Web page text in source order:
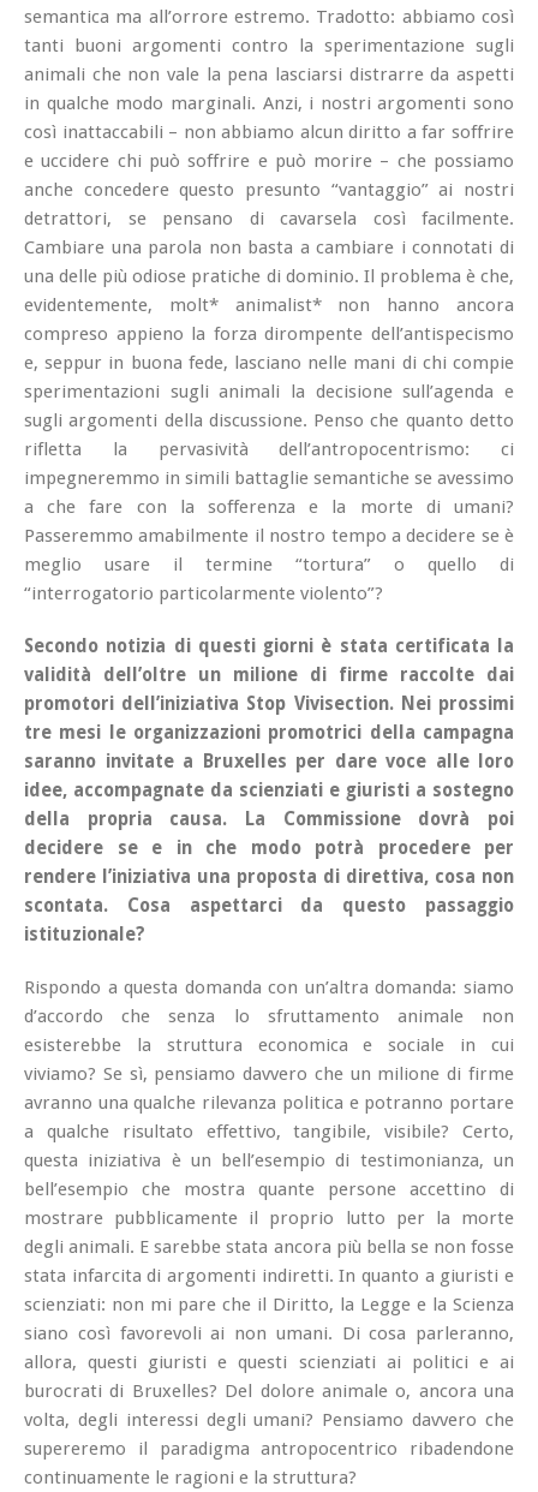
semantica ma all’orrore estremo. Tradotto: abbiamo così
tanti buoni argomenti contro la sperimentazione sugli
animali che non vale la pena lasciarsi distrarre da aspetti
in qualche modo marginali. Anzi, i nostri argomenti sono
così inattaccabili – non abbiamo alcun diritto a far soffrire
e uccidere chi può soffrire e può morire – che possiamo
anche concedere questo presunto “vantaggio” ai nostri
detrattori, se pensano di cavarsela così facilmente.
Cambiare una parola non basta a cambiare i connotati di
una delle più odiose pratiche di dominio. Il problema è che,
evidentemente, molt* animalist* non hanno ancora
compreso appieno la forza dirompente dell’antispecismo
e, seppur in buona fede, lasciano nelle mani di chi compie
sperimentazioni sugli animali la decisione sull’agenda e
sugli argomenti della discussione. Penso che quanto detto
rifletta la pervasività dell’antropocentrismo: ci
impegneremmo in simili battaglie semantiche se avessimo
a che fare con la sofferenza e la morte di umani?
Passeremmo amabilmente il nostro tempo a decidere se è
meglio usare il termine “tortura” o quello di
“interrogatorio particolarmente violento”?
Secondo notizia di questi giorni è stata certificata la
validità dell’oltre un milione di firme raccolte dai
promotori dell’iniziativa Stop Vivisection. Nei prossimi
tre mesi le organizzazioni promotrici della campagna
saranno invitate a Bruxelles per dare voce alle loro
idee, accompagnate da scienziati e giuristi a sostegno
della propria causa. La Commissione dovrà poi
decidere se e in che modo potrà procedere per
rendere l’iniziativa una proposta di direttiva, cosa non
scontata. Cosa aspettarci da questo passaggio
istituzionale?
Rispondo a questa domanda con un’altra domanda: siamo
d’accordo che senza lo sfruttamento animale non
esisterebbe la struttura economica e sociale in cui
viviamo? Se sì, pensiamo davvero che un milione di firme
avranno una qualche rilevanza politica e potranno portare
a qualche risultato effettivo, tangibile, visibile? Certo,
questa iniziativa è un bell’esempio di testimonianza, un
bell’esempio che mostra quante persone accettino di
mostrare pubblicamente il proprio lutto per la morte
degli animali. E sarebbe stata ancora più bella se non fosse
stata infarcita di argomenti indiretti. In quanto a giuristi e
scienziati: non mi pare che il Diritto, la Legge e la Scienza
siano così favorevoli ai non umani. Di cosa parleranno,
allora, questi giuristi e questi scienziati ai politici e ai
burocrati di Bruxelles? Del dolore animale o, ancora una
volta, degli interessi degli umani? Pensiamo davvero che
supereremo il paradigma antropocentrico ribadendone
continuamente le ragioni e la struttura?